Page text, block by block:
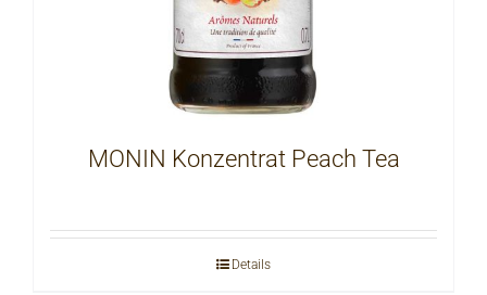
MONIN Konzentrat Peach Tea
Details